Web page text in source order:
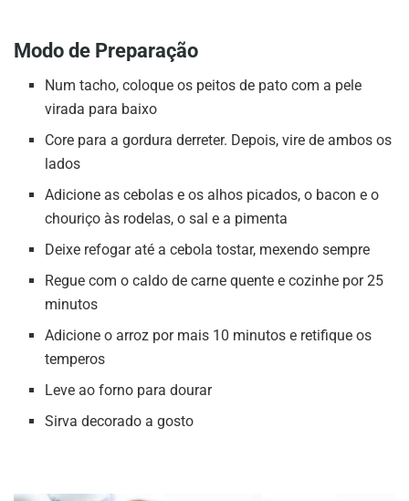
Modo de Preparação
Num tacho, coloque os peitos de pato com a pele
virada para baixo
Core para a gordura derreter. Depois, vire de ambos os
lados
Adicione as cebolas e os alhos picados, o bacon e o
chouriço às rodelas, o sal e a pimenta
Deixe refogar até a cebola tostar, mexendo sempre
Regue com o caldo de carne quente e cozinhe por 25
minutos
Adicione o arroz por mais 10 minutos e retifique os
temperos
Leve ao forno para dourar
Sirva decorado a gosto